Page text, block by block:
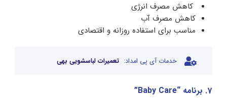
کاهش مصرف انرژی
کاهش مصرف آب
مناسب برای استفاده روزانه و اقتصادی
خدمات آی پی امداد: تعمیرات لباسشویی بهی
7. برنامه “Baby Care”